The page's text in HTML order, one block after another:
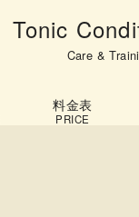
Tonic
Care &
料金表
PRICE